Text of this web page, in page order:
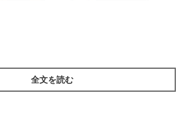
全文を読む